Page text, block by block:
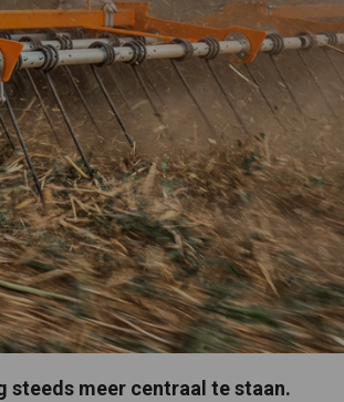
steeds meer centraal te staan.